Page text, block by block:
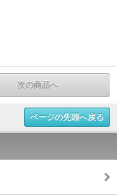
次の商品へ
ページの先頭へ戻る